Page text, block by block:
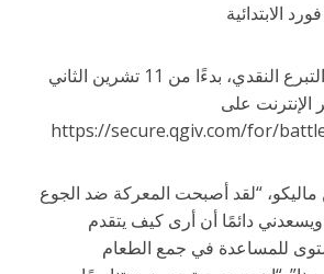
يمكن للراغبين في التبرع النقدي، بدءًا من 11 تشرين الثاني
الإنترنت على
https://secure.qgiv.com/for/
“لقد أصبحت المعركة ضد الجوع
ويسعدني دائمًا أن أرى كيف يتقدم
للمساعدة في جمع الطعام